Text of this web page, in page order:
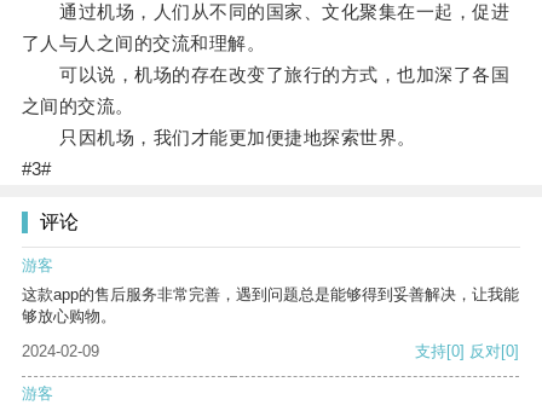
通过机场，人们从不同的国家、文化聚集在一起，促进
了人与人之间的交流和理解。
可以说，机场的存在改变了旅行的方式，也加深了各国
之间的交流。
只因机场，我们才能更加便捷地探索世界。
#3#
评论
游客
这款app的售后服务非常完善，遇到问题总是能够得到妥善解决，让我能
够放心购物。
2024-02-09
支持[0] 反对[0]
游客